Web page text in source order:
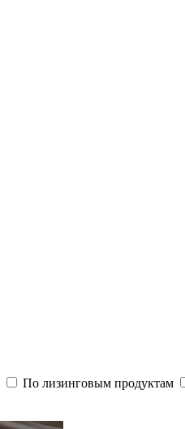
По лизинговым продуктам